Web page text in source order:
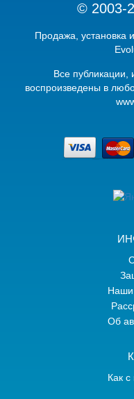
© 2003-
Продажа, установка
Вcе публикации,
воспроизведены в
Наши
Об
Как с